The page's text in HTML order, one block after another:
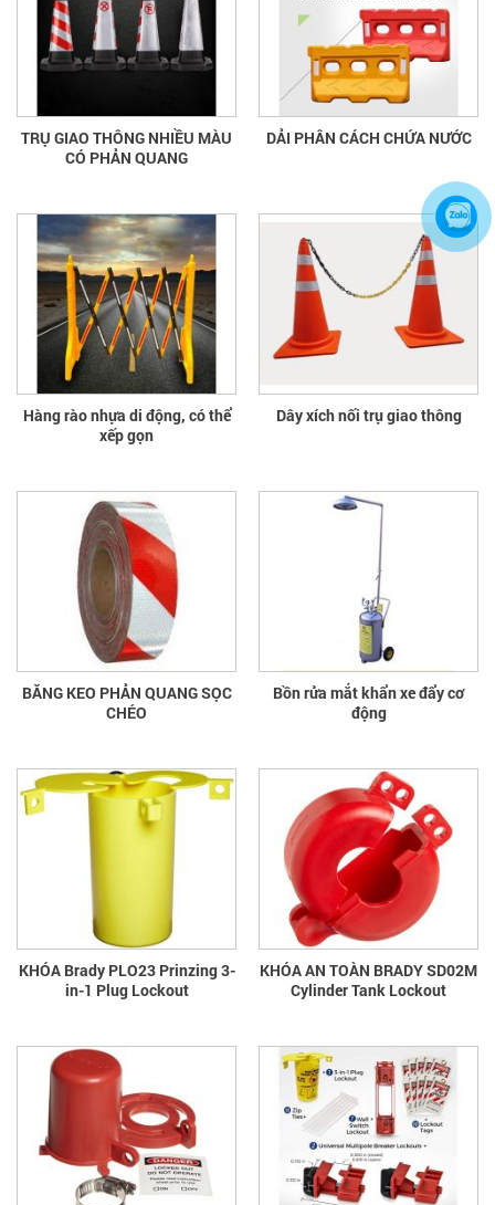
TRỤ GIAO THÔNG NHIỀU MÀU
CÓ PHẢN QUANG
DẢI PHÂN CÁCH CHỨA NƯỚC
Hàng rào nhựa di động, có thể
xếp gọn
Dây xích nối trụ giao thông
BĂNG KEO PHẢN QUANG SỌC
CHÉO
Bồn rửa mắt khẩn xe đẩy cơ
động
KHÓA Brady PLO23 Prinzing 3-
in-1 Plug Lockout
KHÓA AN TOÀN BRADY SD02M
Cylinder Tank Lockout